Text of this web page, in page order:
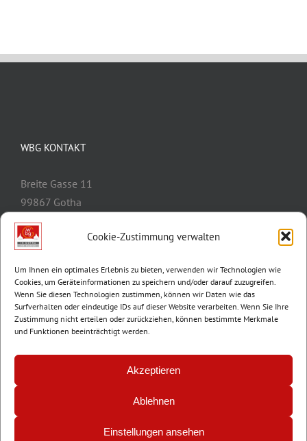
Cookie-Zustimmung verwalten
Um Ihnen ein optimales Erlebnis zu bieten, verwenden wir Technologien wie
Cookies, um Geräteinformationen zu speichern und/oder darauf zuzugreifen.
Wenn Sie diesen Technologien zustimmen, können wir Daten wie das
Surfverhalten oder eindeutige IDs auf dieser Website verarbeiten. Wenn Sie Ihre
Zustimmung nicht erteilen oder zurückziehen, können bestimmte Merkmale
und Funktionen beeinträchtigt werden.
Akzeptieren
Ablehnen
Einstellungen ansehen
WBG KONTAKT
Breite Gasse 11
99867 Gotha
Telefon:
E-Mail:
info@wbg-gotha.de
Impressum|Datenschutz